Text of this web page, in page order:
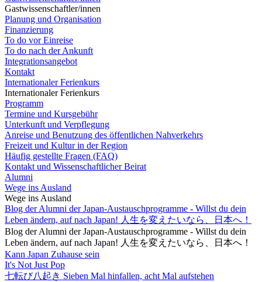
Gastwissenschaftler/innen
Planung und Organisation
Finanzierung
To do vor Einreise
To do nach der Ankunft
Integrationsangebot
Kontakt
Internationaler Ferienkurs
Internationaler Ferienkurs
Programm
Termine und Kursgebühr
Unterkunft und Verpflegung
Anreise und Benutzung des öffentlichen Nahverkehrs
Freizeit und Kultur in der Region
Häufig gestellte Fragen (FAQ)
Kontakt und Wissenschaftlicher Beirat
Alumni
Wege ins Ausland
Wege ins Ausland
Blog der Alumni der Japan-Austauschprogramme - Willst du dein
Leben ändern, auf nach Japan! 人生を変えたいなら、日本へ！
Blog der Alumni der Japan-Austauschprogramme - Willst du dein
Leben ändern, auf nach Japan! 人生を変えたいなら、日本へ！
Kann Japan Zuhause sein
It's Not Just Pop
七転び八起き Sieben Mal hinfallen, acht Mal aufstehen